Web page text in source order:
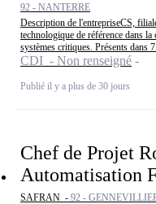
92 - NANTERRE
Description de l'entrepriseCS,
technologique de référence dans
systèmes critiques. Présents dans
CDI - Non renseigné
Publié il y a plus de 30 jours
Chef de Projet
Automatisation
SAFRAN - 92 -